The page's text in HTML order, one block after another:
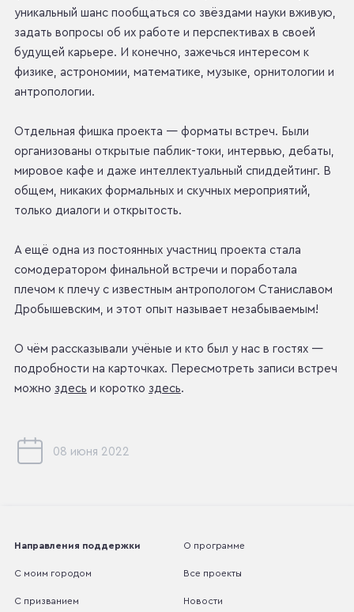
уникальный шанс пообщаться со звёздами науки вживую,
задать вопросы об их работе и перспективах в своей
будущей карьере. И конечно, зажечься интересом к
физике, астрономии, математике, музыке, орнитологии и
антропологии.
Отдельная фишка проекта — форматы встреч. Были
организованы открытые паблик-токи, интервью, дебаты,
мировое кафе и даже интеллектуальный спиддейтинг. В
общем, никаких формальных и скучных мероприятий,
только диалоги и открытость.
А ещё одна из постоянных участниц проекта стала
сомодератором финальной встречи и поработала
плечом к плечу с известным антропологом Станиславом
Дробышевским, и этот опыт называет незабываемым!
О чём рассказывали учёные и кто был у нас в гостях —
подробности на карточках. Пересмотреть записи встреч
можно здесь и коротко здесь.
08 июня 2022
Направления поддержки
С моим городом
С призванием
О программе
Все проекты
Новости